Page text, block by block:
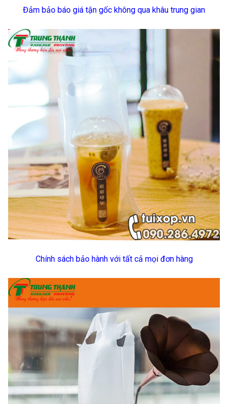
Đảm bảo báo giá tận gốc không qua khâu trung gian
Chính sách bảo hành với tất cả mọi đơn hàng